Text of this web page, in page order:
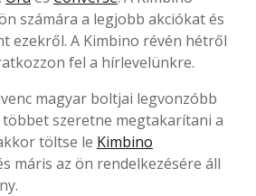
számára a legjobb akciókat és
ezekről. A Kimbino révén hétről
fel a hírlevelünkre.
magyar boltjai legvonzóbb
szeretne megtakarítani a
töltse le Kimbino
máris az ön rendelkezésére áll